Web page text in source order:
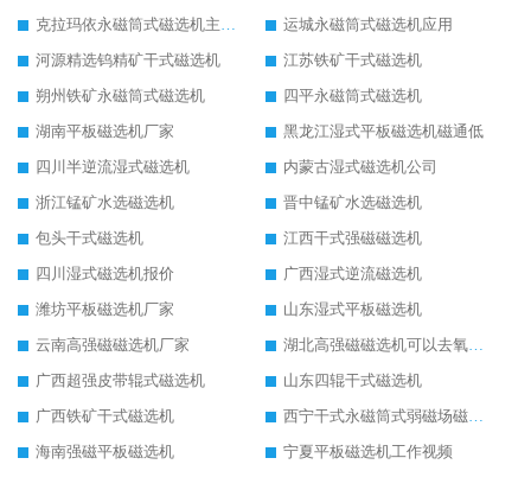
克拉玛依永磁筒式磁选机主要技术参数
运城永磁筒式磁选机应用
河源精选钨精矿干式磁选机
江苏铁矿干式磁选机
朔州铁矿永磁筒式磁选机
四平永磁筒式磁选机
湖南平板磁选机厂家
黑龙江湿式平板磁选机磁通低
四川半逆流湿式磁选机
内蒙古湿式磁选机公司
浙江锰矿水选磁选机
晋中锰矿水选磁选机
包头干式磁选机
江西干式强磁磁选机
四川湿式磁选机报价
广西湿式逆流磁选机
潍坊平板磁选机厂家
山东湿式平板磁选机
云南高强磁磁选机厂家
湖北高强磁磁选机可以去氧化铝
广西超强皮带辊式磁选机
山东四辊干式磁选机
广西铁矿干式磁选机
西宁干式永磁筒式弱磁场磁选机结构图
海南强磁平板磁选机
宁夏平板磁选机工作视频